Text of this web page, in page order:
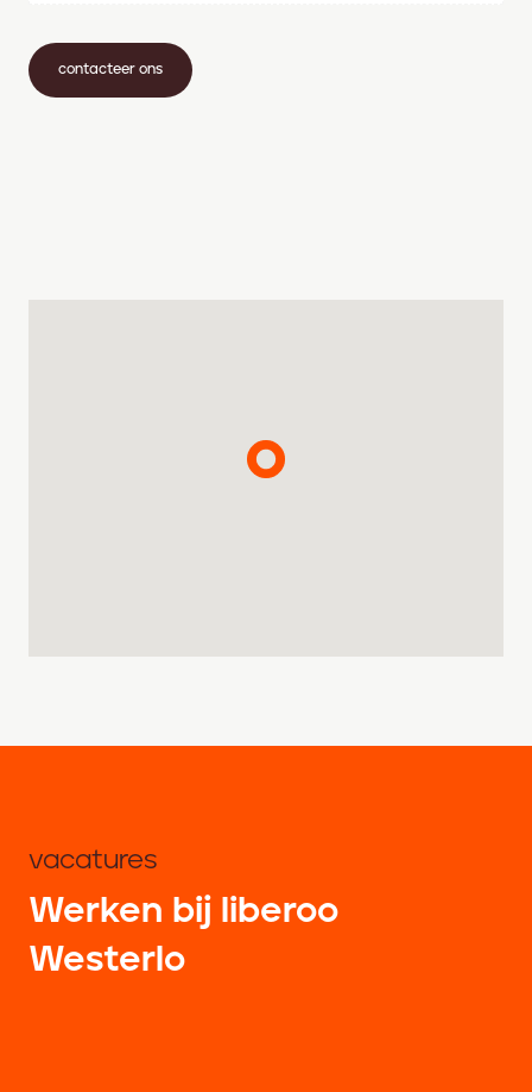
contacteer ons
vacatures
Werken bij liberoo
Westerlo